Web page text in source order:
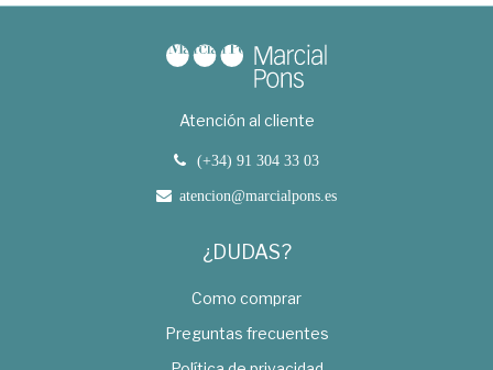
Atención al cliente
(+34) 91 304 33 03
atencion@marcialpons.es
¿DUDAS?
Como comprar
Preguntas frecuentes